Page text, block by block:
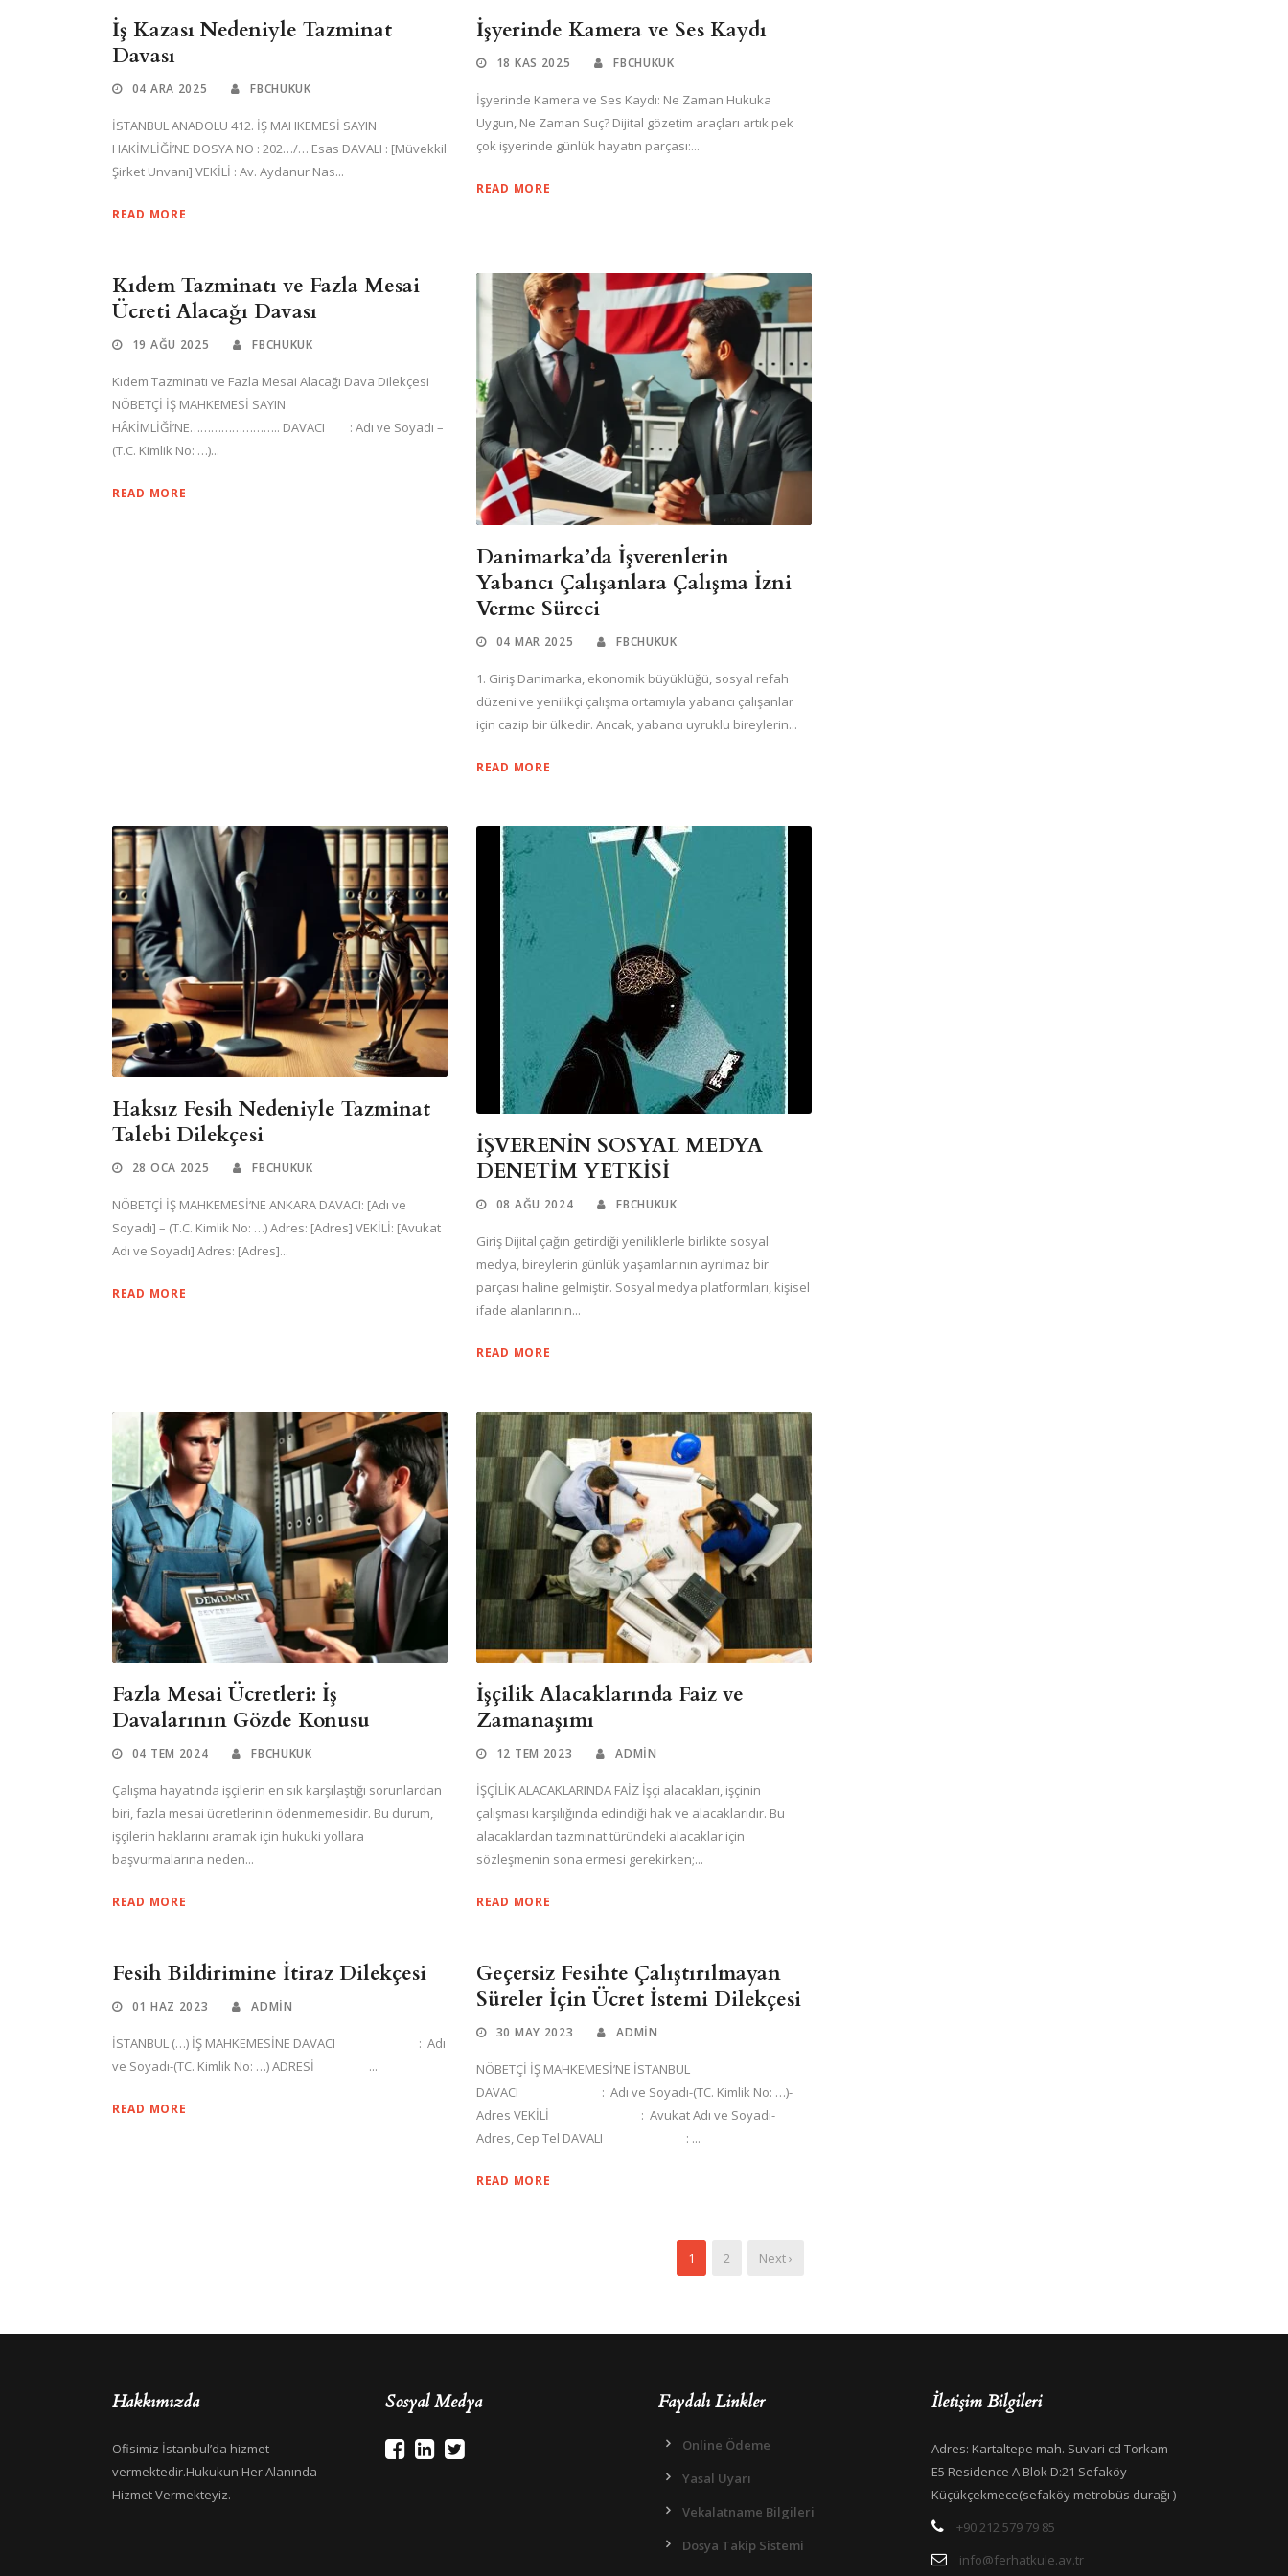
İş Kazası Nedeniyle Tazminat
Davası
04 ARA 2025 FBCHUKUK
İSTANBUL ANADOLU 412. İŞ MAHKEMESİ SAYIN
HAKİMLİĞİ’NE DOSYA NO : 202…/… Esas DAVALI : [Müvekkil
Şirket Unvanı] VEKİLİ : Av. Aydanur Nas...
READ MORE
İşyerinde Kamera ve Ses Kaydı
18 KAS 2025 FBCHUKUK
İşyerinde Kamera ve Ses Kaydı: Ne Zaman Hukuka
Uygun, Ne Zaman Suç? Dijital gözetim araçları artık pek
çok işyerinde günlük hayatın parçası:...
READ MORE
Kıdem Tazminatı ve Fazla Mesai
Ücreti Alacağı Davası
19 AĞU 2025 FBCHUKUK
Kıdem Tazminatı ve Fazla Mesai Alacağı Dava Dilekçesi
NÖBETÇİ İŞ MAHKEMESİ SAYIN
HÂKİMLİĞİ’NE…………………….. DAVACI : Adı ve Soyadı –
(T.C. Kimlik No: …)...
READ MORE
Danimarka’da İşverenlerin
Yabancı Çalışanlara Çalışma İzni
Verme Süreci
04 MAR 2025 FBCHUKUK
1. Giriş Danimarka, ekonomik büyüklüğü, sosyal refah
düzeni ve yenilikçi çalışma ortamıyla yabancı çalışanlar
için cazip bir ülkedir. Ancak, yabancı uyruklu bireylerin...
READ MORE
Haksız Fesih Nedeniyle Tazminat
Talebi Dilekçesi
28 OCA 2025 FBCHUKUK
NÖBETÇİ İŞ MAHKEMESİ’NE ANKARA DAVACI: [Adı ve
Soyadı] – (T.C. Kimlik No: …) Adres: [Adres] VEKİLİ: [Avukat
Adı ve Soyadı] Adres: [Adres]...
READ MORE
İŞVERENİN SOSYAL MEDYA
DENETİM YETKİSİ
08 AĞU 2024 FBCHUKUK
Giriş Dijital çağın getirdiği yeniliklerle birlikte sosyal
medya, bireylerin günlük yaşamlarının ayrılmaz bir
parçası haline gelmiştir. Sosyal medya platformları, kişisel
ifade alanlarının...
READ MORE
Fazla Mesai Ücretleri: İş
Davalarının Gözde Konusu
04 TEM 2024 FBCHUKUK
Çalışma hayatında işçilerin en sık karşılaştığı sorunlardan
biri, fazla mesai ücretlerinin ödenmemesidir. Bu durum,
işçilerin haklarını aramak için hukuki yollara
başvurmalarına neden...
READ MORE
İşçilik Alacaklarında Faiz ve
Zamanaşımı
12 TEM 2023 ADMIN
İŞÇİLİK ALACAKLARINDA FAİZ İşçi alacakları, işçinin
çalışması karşılığında edindiği hak ve alacaklarıdır. Bu
alacaklardan tazminat türündeki alacaklar için
sözleşmenin sona ermesi gerekirken;...
READ MORE
Fesih Bildirimine İtiraz Dilekçesi
01 HAZ 2023 ADMIN
İSTANBUL (…) İŞ MAHKEMESİNE DAVACI : Adı
ve Soyadı-(TC. Kimlik No: …) ADRESİ ...
READ MORE
Geçersiz Fesihte Çalıştırılmayan
Süreler İçin Ücret İstemi Dilekçesi
30 MAY 2023 ADMIN
NÖBETÇİ İŞ MAHKEMESİ’NE İSTANBUL
DAVACI : Adı ve Soyadı-(TC. Kimlik No: …)-
Adres VEKİLİ : Avukat Adı ve Soyadı-
Adres, Cep Tel DAVALI : ...
READ MORE
1 2 Next ›
Hakkımızda
Ofisimiz İstanbul’da hizmet
vermektedir.Hukukun Her Alanında
Hizmet Vermekteyiz.
Sosyal Medya Faydalı Linkler
Online Ödeme
Yasal Uyarı
Vekalatname Bilgileri
Dosya Takip Sistemi
İletişim Bilgileri
Adres: Kartaltepe mah. Suvari cd Torkam
E5 Residence A Blok D:21 Sefaköy-
Küçükçekmece(sefaköy metrobüs durağı )
+90 212 579 79 85
info@ferhatkule.av.tr